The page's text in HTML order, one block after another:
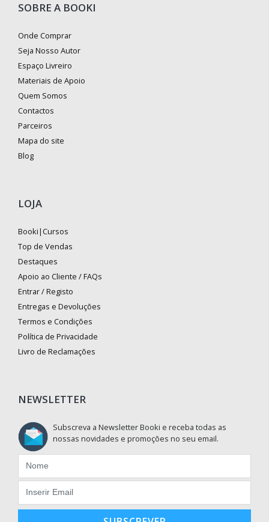
SOBRE A BOOKI
Onde Comprar
Seja Nosso Autor
Espaço Livreiro
Materiais de Apoio
Quem Somos
Contactos
Parceiros
Mapa do site
Blog
LOJA
Booki|Cursos
Top de Vendas
Destaques
Apoio ao Cliente / FAQs
Entrar / Registo
Entregas e Devoluções
Termos e Condições
Política de Privacidade
Livro de Reclamações
NEWSLETTER
Subscreva a Newsletter Booki e receba todas as
nossas novidades e promoções no seu email.